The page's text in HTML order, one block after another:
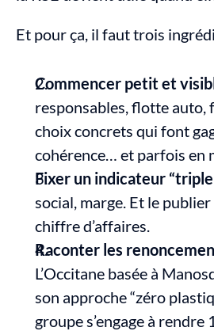
Et pour ça, il faut trois
Commencer petit et
responsables, flotte auto,
choix concrets qui font
cohérence… et parfois en
Fixer un indicateur
social, marge. Et le
chiffre d’affaires.
Raconter les
L’Occitane basée à
son approche “zéro
groupe s’engage à rendre